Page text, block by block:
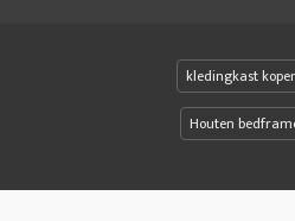
kledingkast
Houten